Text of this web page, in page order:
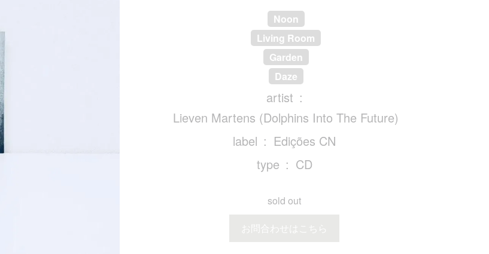
Noon
Living Room
Garden
Daze
artist
Lieven Martens (Dolphins Into The Future)
label
Edições CN
type
CD
sold out
お問合わせはこちら